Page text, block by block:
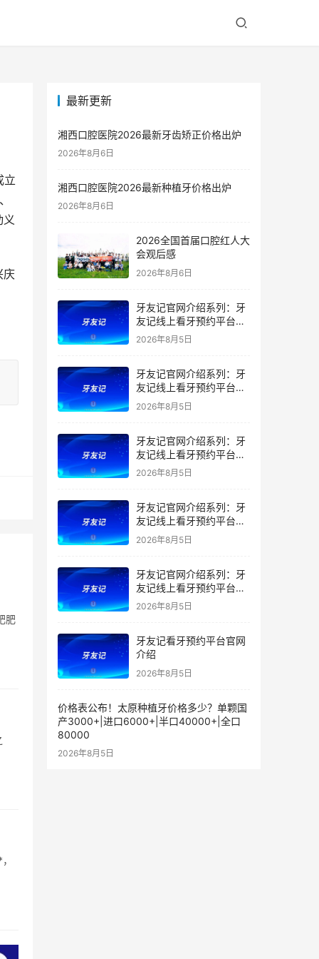
立
义
庆
肥
最新更新
湘西口腔医院2026最新牙齿矫正价格出炉
2026年8月6日
湘西口腔医院2026最新种植牙价格出炉
2026年8月6日
2026全国首届口腔红人大
会观后感
2026年8月6日
牙友记官网介绍系列：牙
友记线上看牙预约平台是
干什么的？靠谱吗？
2026年8月5日
牙友记官网介绍系列：牙
友记线上看牙预约平台让
看牙不再靠运气
2026年8月5日
牙友记官网介绍系列：牙
友记线上看牙预约平台打
破口腔行业专业壁垒新手
2026年8月5日
牙友记官网介绍系列：牙
友记线上看牙预约平台落
地同城就诊经验打破未知
2026年8月5日
牙友记官网介绍系列：牙
友记线上看牙预约平台的
优势在哪里？
2026年8月5日
牙友记看牙预约平台官网
介绍
2026年8月5日
价格表公布！太原种植牙价格多少？单颗国
产3000+|进口6000+|半口40000+|全口
80000
2026年8月5日